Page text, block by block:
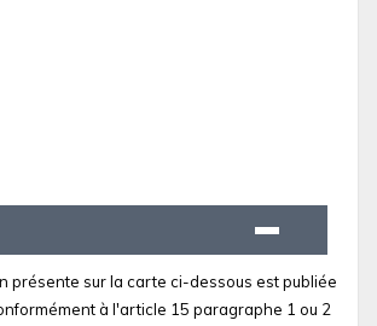
présente sur la carte ci-dessous est publiée
à l'article 15 paragraphe 1 ou 2